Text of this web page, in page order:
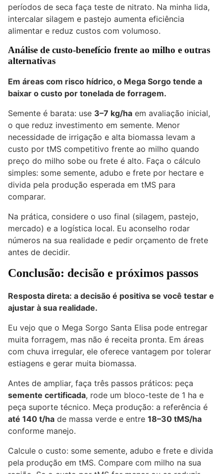
períodos de seca faça teste de nitrato. Na minha lida,
intercalar silagem e pastejo aumenta eficiência
alimentar e reduz custos com volumoso.
Análise de custo-benefício frente ao milho e outras
alternativas
Em áreas com risco hídrico, o Mega Sorgo tende a
baixar o custo por tonelada de forragem.
Semente é barata: use 3–7 kg/ha em avaliação inicial,
o que reduz investimento em semente. Menor
necessidade de irrigação e alta biomassa levam a
custo por tMS competitivo frente ao milho quando
preço do milho sobe ou frete é alto. Faça o cálculo
simples: some semente, adubo e frete por hectare e
divida pela produção esperada em tMS para
comparar.
Na prática, considere o uso final (silagem, pastejo,
mercado) e a logística local. Eu aconselho rodar
números na sua realidade e pedir orçamento de frete
antes de decidir.
Conclusão: decisão e próximos passos
Resposta direta: a decisão é positiva se você testar e
ajustar à sua realidade.
Eu vejo que o Mega Sorgo Santa Elisa pode entregar
muita forragem, mas não é receita pronta. Em áreas
com chuva irregular, ele oferece vantagem por tolerar
estiagens e gerar muita biomassa.
Antes de ampliar, faça três passos práticos: peça
semente certificada, rode um bloco-teste de 1 ha e
peça suporte técnico. Meça produção: a referência é
até 140 t/ha de massa verde e entre 18–30 tMS/ha
conforme manejo.
Calcule o custo: some semente, adubo e frete e divida
pela produção em tMS. Compare com milho na sua